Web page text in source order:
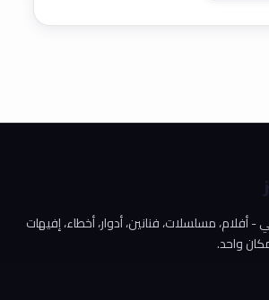
- أفلام، مسلسلات، فنانين، أدوار، أخطاء، إفيهات
واحد.